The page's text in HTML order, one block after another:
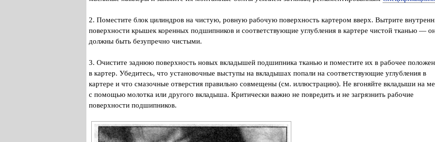
2. Поместите блок цилиндров на чистую, ровную рабочую поверхность картером вверх. Вытрите
поверхности крышек коренных подшипников и соответствующие углубления в картере чистой тканью —
должны быть безупречно чистыми.
3. Очистите заднюю поверхность новых вкладышей подшипника тканью и поместите их в рабочее
в картер. Убедитесь, что установочные выступы на вкладышах попали на соответствующие углубления в
картере и что смазочные отверстия правильно совмещены (см. иллюстрацию). Не вгоняйте вкладыши на
с помощью молотка или другого вкладыша. Критически важно не повредить и не загрязнить рабочие
поверхности подшипников.